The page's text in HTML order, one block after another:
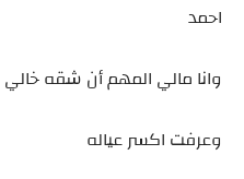
احمد
وانا مالي المهم أن شقه خالي
وعرفت اكسر عياله